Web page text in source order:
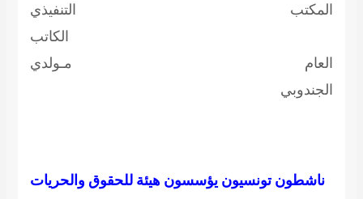
المكتب التنفيذي
الكاتب
العام
مـولدي
الجندوبي
ناشطون تونسيون يؤسسون هيئة للحقوق والحريات